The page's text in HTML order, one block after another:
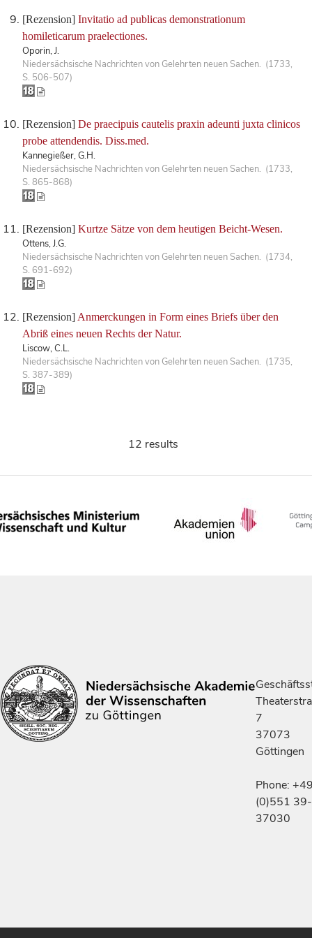
[Rezension] Invitatio ad publicas demonstrationum
homileticarum praelectiones.
Oporin, J.
Niedersächsische Nachrichten von Gelehrten neuen Sachen. (1733,
S. 506-507)
[Rezension] De praecipuis cautelis praxin adeunti juxta clinicos
probe attendendis. Diss.med.
Kannegießer, G.H.
Niedersächsische Nachrichten von Gelehrten neuen Sachen. (1733,
S. 865-868)
[Rezension] Kurtze Sätze von dem heutigen Beicht-Wesen.
Ottens, J.G.
Niedersächsische Nachrichten von Gelehrten neuen Sachen. (1734,
S. 691-692)
[Rezension] Anmerckungen in Form eines Briefs über den
Abriß eines neuen Rechts der Natur.
Liscow, C.L.
Niedersächsische Nachrichten von Gelehrten neuen Sachen. (1735,
S. 387-389)
12 results
7
37073
Göttingen
Phone:
(0)551 39-
37030